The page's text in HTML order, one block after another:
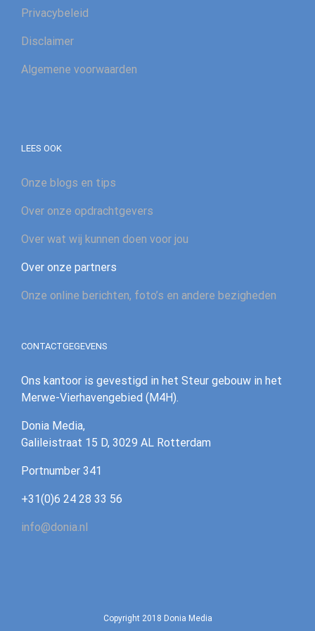
Privacybeleid
Disclaimer
Algemene voorwaarden
LEES OOK
Onze blogs en tips
Over onze opdrachtgevers
Over wat wij kunnen doen voor jou
Over onze partners
Onze online berichten, foto’s en andere bezigheden
CONTACTGEGEVENS
Ons kantoor is gevestigd in het Steur gebouw in het
Merwe-Vierhavengebied (M4H).
Donia Media,
Galileistraat 15 D, 3029 AL Rotterdam
‪Portnumber 341‪
+31(0)6 24 28 33 56
info@donia.nl
Copyright 2018 Donia Media